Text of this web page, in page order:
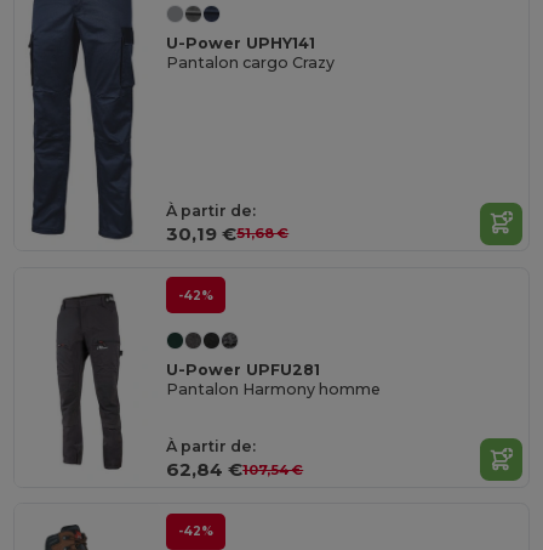
U-Power UPHY141
Pantalon cargo Crazy
À partir de:
30,19 €51,68 €
-42%
U-Power UPFU281
Pantalon Harmony homme
À partir de:
62,84 €107,54 €
-42%